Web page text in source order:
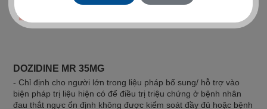
DOZIDINE MR 35MG
- Chỉ định cho người lớn trong liệu pháp bổ sung/ hỗ trợ vào
biện pháp trị liệu hiện có để điều trị triệu chứng ở bệnh nhân
đau thắt ngực ổn định không được kiểm soát đầy đủ hoặc bệnh